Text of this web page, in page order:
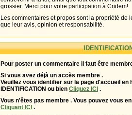
grossier. Merci pour votre participation à Cridem!
Les commentaires et propos sont la propriété de
que leur avis, opinion et responsabilité.
Pour poster un commentaire il faut être
Si vous avez déjà un accès membre .
Veuillez vous identifier sur la page d'accueil en
IDENTIFICATION ou bien Cliquez ICI .
Vous n'êtes pas membre . Vous pouvez vous
Cliquant ICI .